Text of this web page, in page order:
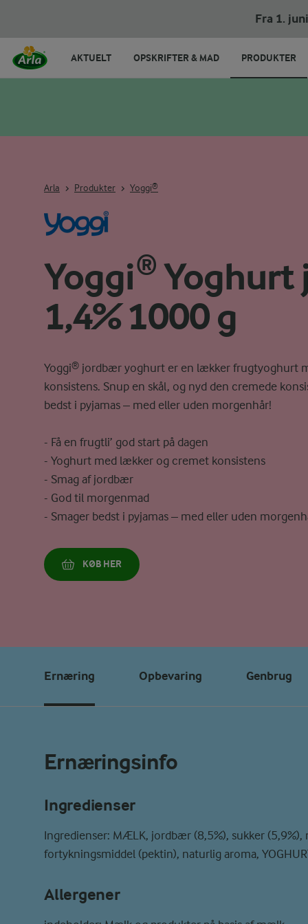
Fra 1.
AKTUELT OPSKRIFTER & MAD PRODUKTER
Arla Produkter Yoggi®
Yoggi®
1,4% 1000 g
KØB HER
Yoggi® jordbær yoghurt er en lækker frugtyoghurt
konsistens. Snup en skål, og nyd den cremede
bedst i pyjamas – med eller uden morgenhår!
- Få en frugtli’ god start på dagen
- Yoghurt med lækker og cremet konsistens
- Smag af jordbær
- God til morgenmad
- Smager bedst i pyjamas – med eller uden
Ernæring Opbevaring Genbrug
Ernæringsinfo
Ingredienser
Ingredienser: MÆLK, jordbær (8,5%), sukker (5,9%),
fortykningsmiddel (pektin), naturlig aroma,
Allergener